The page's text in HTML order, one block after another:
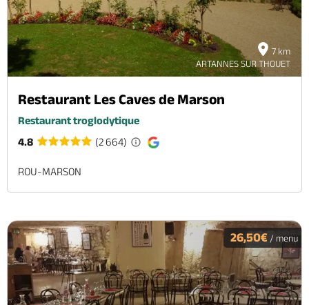
7 km
ARTANNES SUR THOUET
Restaurant Les Caves de Marson
Restaurant troglodytique
4.8
(2 664)
ROU-MARSON
26,50€ / menu